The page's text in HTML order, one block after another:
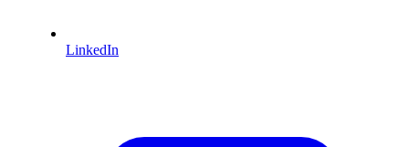
LinkedIn